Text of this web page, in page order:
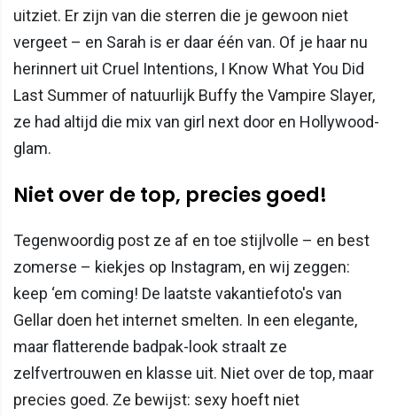
uitziet. Er zijn van die sterren die je gewoon niet
vergeet – en Sarah is er daar één van. Of je haar nu
herinnert uit Cruel Intentions, I Know What You Did
Last Summer of natuurlijk Buffy the Vampire Slayer,
ze had altijd die mix van girl next door en Hollywood-
glam.
Niet over de top, precies goed!
Tegenwoordig post ze af en toe stijlvolle – en best
zomerse – kiekjes op Instagram, en wij zeggen:
keep ‘em coming! De laatste vakantiefoto's van
Gellar doen het internet smelten. In een elegante,
maar flatterende badpak-look straalt ze
zelfvertrouwen en klasse uit. Niet over de top, maar
precies goed. Ze bewijst: sexy hoeft niet